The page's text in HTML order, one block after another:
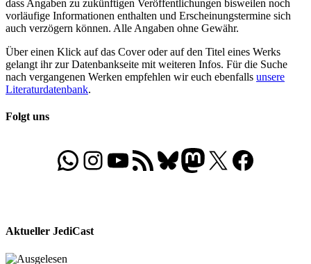
dass Angaben zu zukünftigen Veröffentlichungen bisweilen noch
vorläufige Informationen enthalten und Erscheinungstermine sich
auch verzögern können. Alle Angaben ohne Gewähr.
Über einen Klick auf das Cover oder auf den Titel eines Werks
gelangt ihr zur Datenbankseite mit weiteren Infos. Für die Suche
nach vergangenen Werken empfehlen wir euch ebenfalls unsere
Literaturdatenbank.
Folgt uns
WhatsApp
Folgt uns auf Instagram
Besucht unseren YouTube-Kanal
RSS-FeedBluesky
Folgt uns auf Mastodon
X Folgt uns auf
Aktueller JediCast